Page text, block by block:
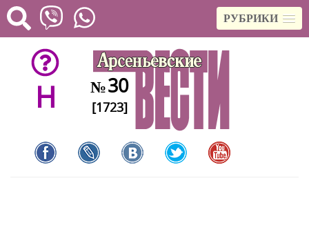
РУБРИКИ
H №30
[1723]